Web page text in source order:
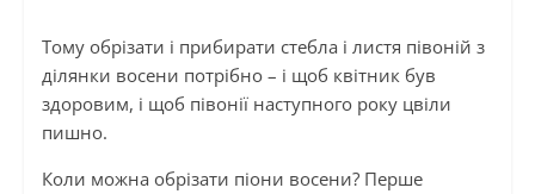
Тому обрізати і прибирати стебла і листя півоній з
ділянки восени потрібно – і щоб квітник був
здоровим, і щоб півонії наступного року цвіли
пишно.
Коли можна обрізати піони восени? Перше